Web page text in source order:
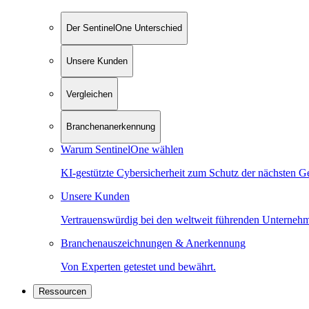
Der SentinelOne Unterschied
Unsere Kunden
Vergleichen
Branchenanerkennung
Warum SentinelOne wählen
KI-gestützte Cybersicherheit zum Schutz der nächsten
Unsere Kunden
Vertrauenswürdig bei den weltweit führenden
Branchenauszeichnungen & Anerkennung
Von Experten getestet und bewährt.
Ressourcen